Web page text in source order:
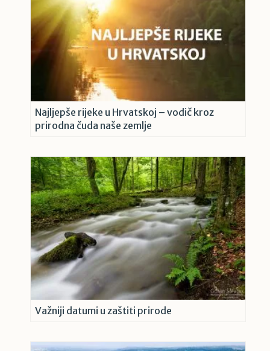
Najljepše rijeke u Hrvatskoj – vodič kroz
prirodna čuda naše zemlje
Važniji datumi u zaštiti prirode